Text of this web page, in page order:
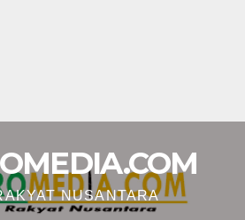
NUSANTARA